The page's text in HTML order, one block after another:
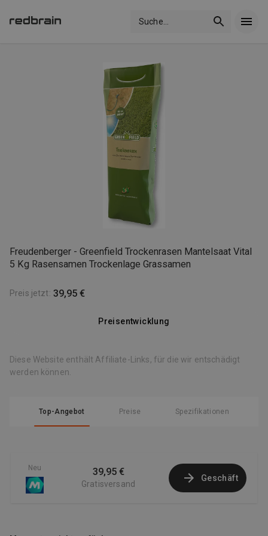
Suche
Freudenberger - Greenfield Trockenrasen Mantelsaat Vital
5 Kg Rasensamen Trockenlage Grassamen
Preis jetzt: 39,95 €
Preisentwicklung
Diese Website enthält Affiliate-Links, für die wir entschädigt
werden können.
Top-Angebot Preise Spezifikationen
Neu 39,95 €
Gratisversand
Geschäft